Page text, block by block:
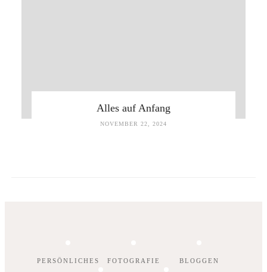
Alles auf Anfang
NOVEMBER 22, 2024
PERSÖNLICHES FOTOGRAFIE BLOGGEN